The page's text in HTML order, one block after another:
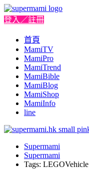
登入／註冊
首頁
MamiTV
MamiPro
MamiTrend
MamiBible
MamiBlog
MamiShop
MamiInfo
line
Supermami
Supermami
Tags: LEGOVehicle